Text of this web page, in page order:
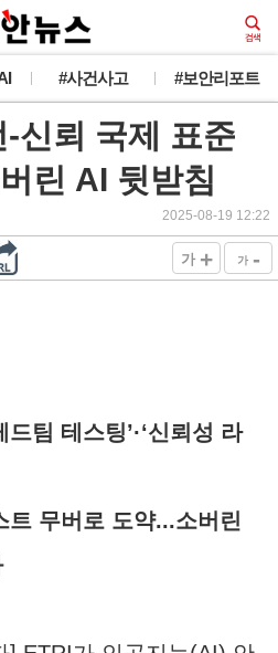
#사건사고 #보안리포트
신뢰 국제 표준
린 AI 뒷받침
2025-08-19 12:22
가 + 가 -
팀 테스팅’·‘신뢰성 라
트 무버로 도약...소버린